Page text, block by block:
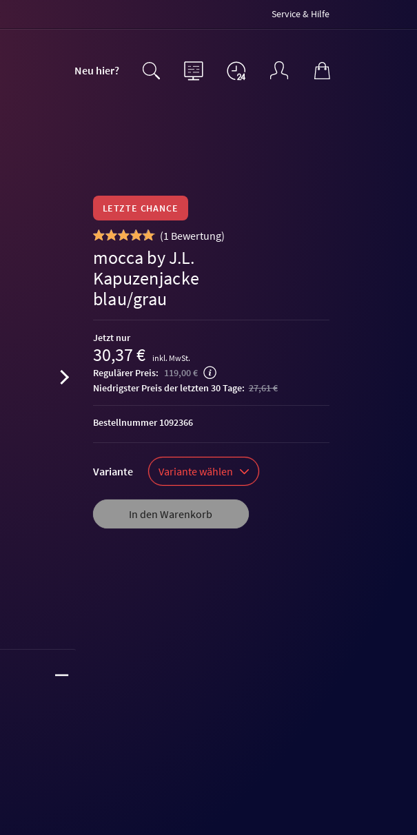
Service & Hilfe
Neu hier?
LETZTE CHANCE
(1 Bewertung)
mocca by J.L.
Kapuzenjacke
blau/grau
Jetzt nur
30,37 € inkl. MwSt.
Regulärer Preis: 119,00 €
niedrigster Preis der letzten 30 Tage: 27,61 €
Variante Variante wählen
In den Warenkorb
Bestellnummer 1092366